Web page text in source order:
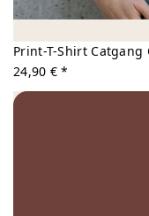
Print-T-Shirt
24,90 € *